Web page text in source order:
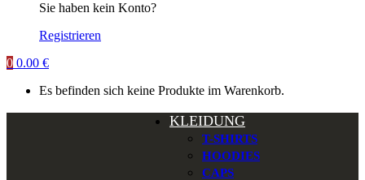
Sie haben kein Konto?
Registrieren
0 0.00 €
Es befinden sich keine Produkte im Warenkorb.
KLEIDUNG
T-SHIRTS
HOODIES
CAPS